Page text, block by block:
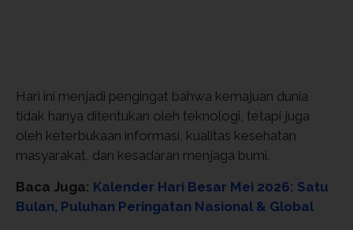
Hari ini menjadi pengingat bahwa kemajuan dunia
tidak hanya ditentukan oleh teknologi, tetapi juga
oleh keterbukaan informasi, kualitas kesehatan
masyarakat, dan kesadaran menjaga bumi.
Baca Juga: Kalender Hari Besar Mei 2026: Satu
Bulan, Puluhan Peringatan Nasional & Global